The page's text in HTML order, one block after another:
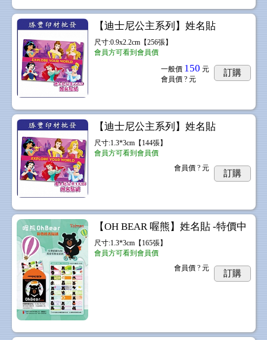
【迪士尼公主系列】姓名貼
尺寸:0.9x2.2cm【256張】
會員方可看到會員價
一般價 150 元
會員價? 元
訂購
【迪士尼公主系列】姓名貼
尺寸:1.3*3cm【144張】
會員方可看到會員價
會員價? 元
訂購
【OH BEAR 喔熊】姓名貼 -特價中
尺寸:1.3*3cm【165張】
會員方可看到會員價
會員價? 元
訂購